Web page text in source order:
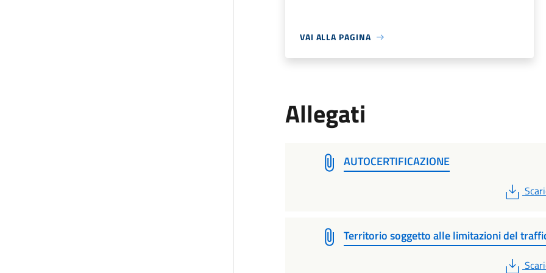
VAI ALLA PAGINA
Allegati
AUTOCERTIFICAZIONE
PDF
Territorio soggetto alle limitazioni del
PDF